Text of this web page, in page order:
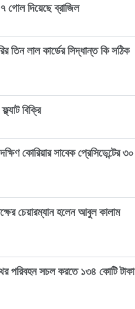
গোল দিয়েছে ব্রাজিল
তিন লাল কার্ডের সিদ্ধান্ত কি সঠিক
বিক্রি
কোরিয়ার সাবেক প্রেসিডেন্টের ৩০
চেয়ারম্যান হলেন আবুল কালাম
পরিবহন সচল করতে ১৩৪ কোটি টাকা